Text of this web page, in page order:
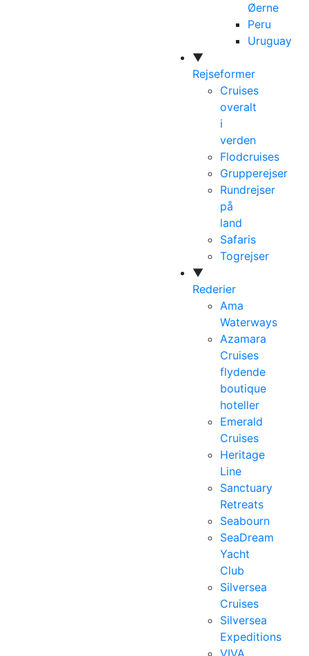
Øerne
Peru
Uruguay
▼
Rejseformer
Cruises
overalt
i
verden
Flodcruises
Grupperejser
Rundrejser
på
land
Safaris
Togrejser
▼
Rederier
Ama
Waterways
Azamara
Cruises
flydende
boutique
hoteller
Emerald
Cruises
Heritage
Line
Sanctuary
Retreats
Seabourn
SeaDream
Yacht
Club
Silversea
Cruises
Silversea
Expeditions
VIVA